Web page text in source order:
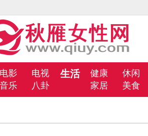
电影
电视
音乐
八卦
生活 健康
休闲
家居
美食